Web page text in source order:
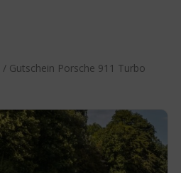
/ Gutschein Porsche 911 Turbo